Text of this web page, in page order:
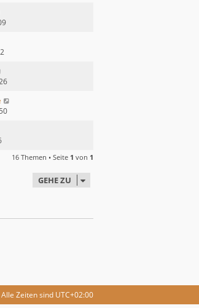
16 Themen • Seite 1 von 1
GEHE ZU
Alle Zeiten sind UTC+02:00